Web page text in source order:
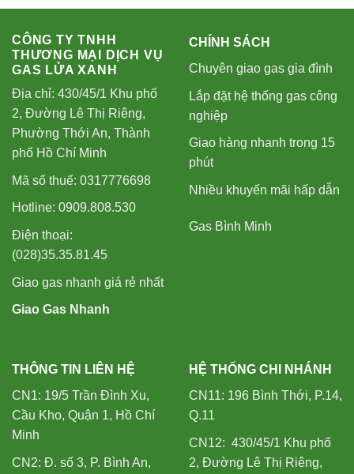
CÔNG TY TNHH
THƯƠNG MẠI DỊCH VỤ
GAS LỬA XANH
Địa chỉ: 430/45/1 Khu phố
2, Đường Lê Thị Riêng,
Phường Thới An, Thành
phố Hồ Chí Minh
Mã số thuế: 0317776698
Hotline: 0909.808.530
Điện thoại:
(028)35.35.81.45
Giao gas nhanh giá rẻ nhất
Giao Gas Nhanh
CHÍNH SÁCH
Chuyên giao gas gia đình
Lắp đặt hệ thống gas công
nghiệp
Giao hàng nhanh trong 15
phút
Nhiều khuyến mãi hấp dẫn
Gas Bình Minh
THÔNG TIN LIÊN HỆ
CN1: 19/5 Trần Đình Xu,
Cầu Kho, Quận 1, Hồ Chí
Minh
CN2: Đ. số 3, P. Bình An,
HỆ THỐNG CHI NHÁNH
CN11: 196 Bình Thới, P.14,
Q.11
CN12: 430/45/1 Khu phố
2, Đường Lê Thị Riêng,